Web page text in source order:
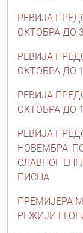
РЕВИЈА
ОКТОБРА ДО
РЕВИЈА
ОКТОБРА ДО
РЕВИЈА
ОКТОБРА ДО
РЕВИЈА
НОВЕМБРА,
СЛАВНОГ
ПИСЦА
ПРЕМИЈЕРА
РЕЖИЈИ